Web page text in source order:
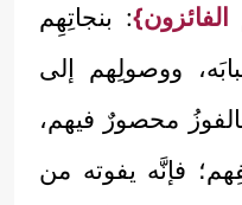
: بنجاتِهِم
ووصولِهم إلى
محصورٌ فيهم،
فإنَّه يفوته من